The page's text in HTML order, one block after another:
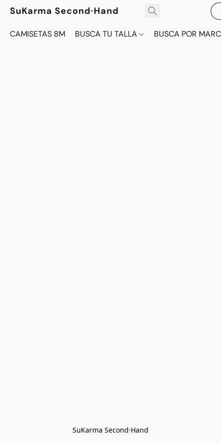
SuKarma Second·Hand
CAMISETAS 8M BUSCA TU TALLA BUSCA POR
SuKarma Second·Hand